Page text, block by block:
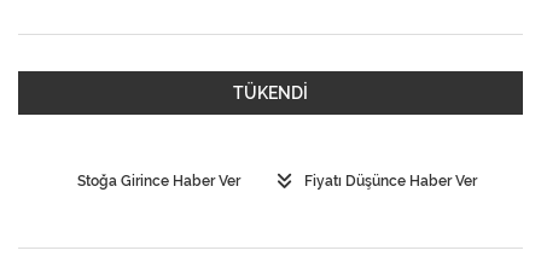
TÜKENDİ
Stoğa Girince Haber Ver Fiyatı Düşünce Haber Ver